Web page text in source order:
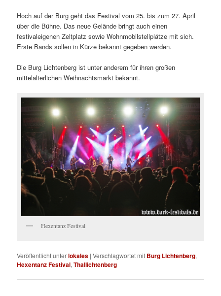
Hoch auf der Burg geht das Festival vom 25. bis zum 27. April
über die Bühne. Das neue Gelände bringt auch einen
festivaleigenen Zeltplatz sowie Wohnmobilstellplätze mit sich.
Erste Bands sollen in Kürze bekannt gegeben werden.
Die Burg Lichtenberg ist unter anderem für ihren großen
mittelalterlichen Weihnachtsmarkt bekannt.
Hexentanz Festival
Veröffentlicht unterlokales |Verschlagwortet mit Burg Lichtenberg,
Hexentanz Festival,Thallichtenberg